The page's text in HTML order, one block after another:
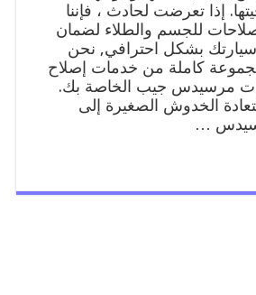
إذا تعرضت لحادث ، فإننا
للجسم والطلاء لضمان
بشكل احترافي, نحن
كاملة من خدمات إصلاح
مرسيدس جيب الخاصة بك.
الخدوش الصغيرة إلى
…